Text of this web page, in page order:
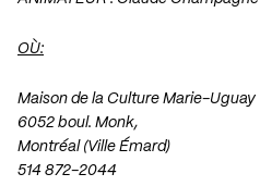
OÙ:
Maison de la Culture Marie-Uguay
6052 boul. Monk,
Montréal (Ville Émard)
514 872-2044